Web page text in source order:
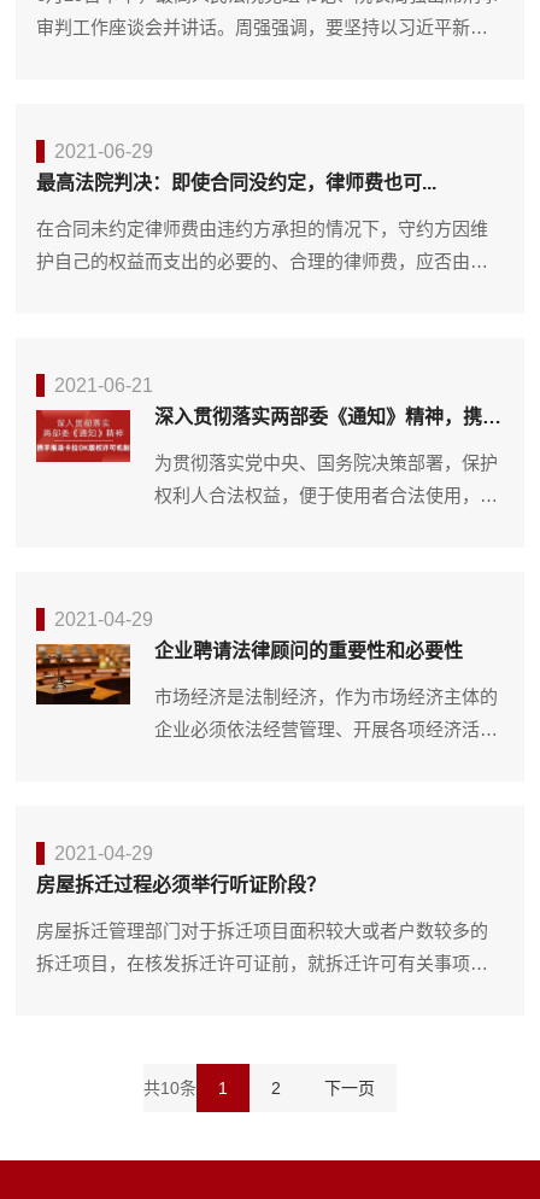
审判工作座谈会并讲话。周强强调，要坚持以习近平新时
2021-06-29
最高法院判决：即使合同没约定，律师费也可...
在合同未约定律师费由违约方承担的情况下，守约方因维
护自己的权益而支出的必要的、合理的律师费，应否由违
2021-06-21
深入贯彻落实两部委《通知》精神，携手
为贯彻落实党中央、国务院决策部署，保护
权利人合法权益，便于使用者合法使用，规
2021-04-29
企业聘请法律顾问的重要性和必要性
市场经济是法制经济，作为市场经济主体的
企业必须依法经营管理、开展各项经济活
2021-04-29
房屋拆迁过程必须举行听证阶段？
房屋拆迁管理部门对于拆迁项目面积较大或者户数较多的
拆迁项目，在核发拆迁许可证前，就拆迁许可有关事项召
共10条 1 2 下一页